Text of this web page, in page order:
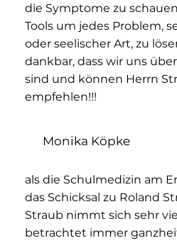
die Symptome zu
Tools um jedes Problem,
oder seelischer Art, zu
dankbar, dass wir uns
sind und können Herrn
empfehlen!!!
Monika Köpke
als die Schulmedizin am
das Schicksal zu Roland
Straub nimmt sich sehr
betrachtet immer